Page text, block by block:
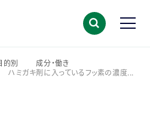
的別
>
成分・働き
>
ハミガキ剤に入っているフッ素の濃度...